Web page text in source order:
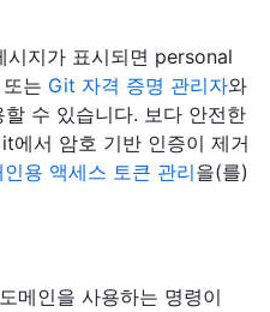
지가 표시되면 personal
는 Git 자격 증명 관리자와
수 있습니다. 보다 안전한
에서 암호 기반 인증이 제거
인용 액세스 토큰 관리을(를)
도메인을 사용하는 명령이